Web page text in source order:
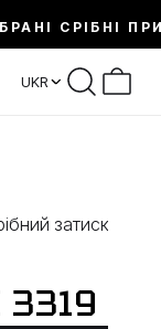
СРІБНІ
UKR
затиск для
3319